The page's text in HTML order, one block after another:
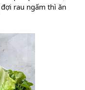
rau ngấm thì ăn